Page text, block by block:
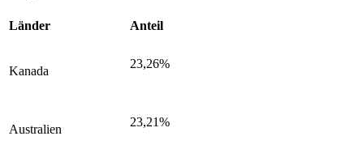
Länder Anteil
Kanada
23,26%
Australien
23,21%